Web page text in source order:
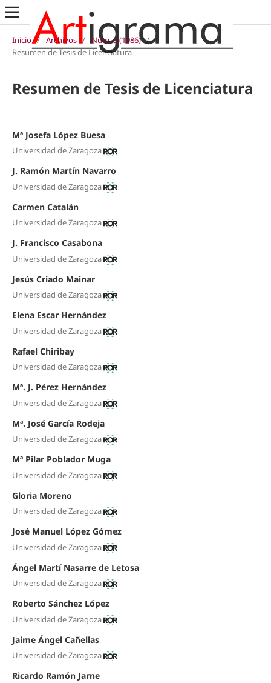
Inicio / Archivos / Núm. 3 (1986) /
Resumen de Tesis de Licenciatura
Resumen de Tesis de Licenciatura
Mª Josefa López Buesa
Universidad de Zaragoza
J. Ramón Martín Navarro
Universidad de Zaragoza
Carmen Catalán
Universidad de Zaragoza
J. Francisco Casabona
Universidad de Zaragoza
Jesús Criado Mainar
Universidad de Zaragoza
Elena Escar Hernández
Universidad de Zaragoza
Rafael Chiribay
Universidad de Zaragoza
Mª. J. Pérez Hernández
Universidad de Zaragoza
Mª. José García Rodeja
Universidad de Zaragoza
Mª Pilar Poblador Muga
Universidad de Zaragoza
Gloria Moreno
Universidad de Zaragoza
José Manuel López Gómez
Universidad de Zaragoza
Ángel Martí Nasarre de Letosa
Universidad de Zaragoza
Roberto Sánchez López
Universidad de Zaragoza
Jaime Ángel Cañellas
Universidad de Zaragoza
Ricardo Ramón Jarne